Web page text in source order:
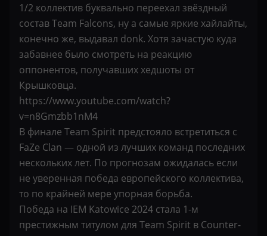
1/2 коллектив буквально переехал звёздный
состав Team Falcons, ну а самые яркие хайлайты,
конечно же, выдавал donk. Хотя зачастую куда
забавнее было смотреть на реакцию
оппонентов, получавших хедшоты от
Крышковца.
https://www.youtube.com/watch?
v=n8Gmzbb1nM4
В финале Team Spirit предстояло встретиться с
FaZe Clan — одной из лучших команд последних
нескольких лет. По прогнозам ожидалась если
не уверенная победа европейского коллектива,
то по крайней мере упорная борьба.
Победа на IEM Katowice 2024 стала 1-м
престижным титулом для Team Spirit в Counter-